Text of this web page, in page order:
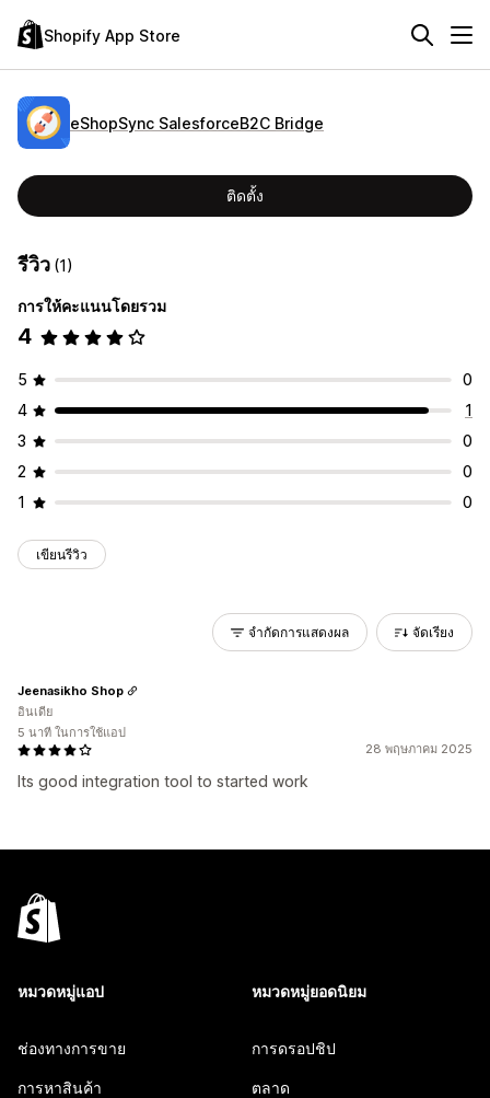
Shopify App Store
eShopSync SalesforceB2C Bridge
ติดตั้ง
รีวิว (1)
การให้คะแนนโดยรวม
4
5
0
4
1
3
0
2
0
1
0
เขียนรีวิว
จำกัดการแสดงผล จัดเรียง
28 พฤษภาคม 2025
Its good integration tool to started work
Jeenasikho Shop
อินเดีย
5 นาที ในการใช้แอป
หมวดหมู่แอป
ช่องทางการขาย
การหาสินค้า
หมวดหมู่ยอดนิยม
การดรอปชิป
ตลาด